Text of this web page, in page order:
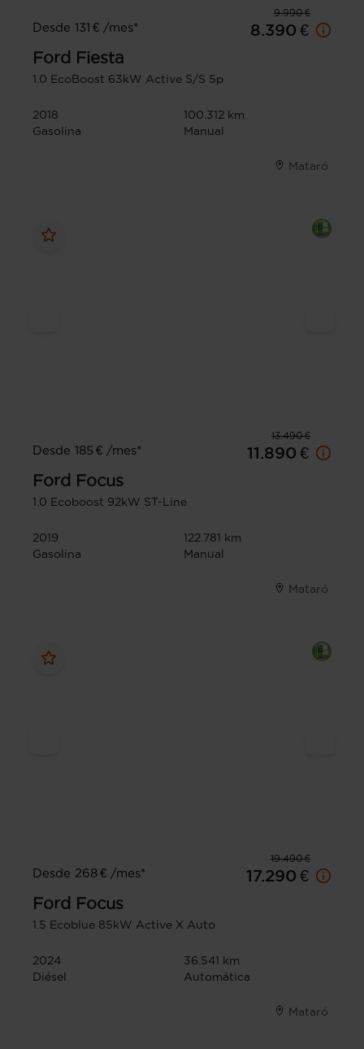
9.990 €
Desde 131 € /mes*
8.390 €
Ford Fiesta
1.0 EcoBoost 63kW Active S/S 5p
2018
100.312 km
Gasolina
Manual
Mataró
13.490 €
Desde 185 € /mes*
11.890 €
Ford Focus
1.0 Ecoboost 92kW ST-Line
2019
122.781 km
Gasolina
Manual
Mataró
19.490 €
Desde 268 € /mes*
17.290 €
Ford Focus
1.5 Ecoblue 85kW Active X Auto
2024
36.541 km
Diésel
Automática
Mataró